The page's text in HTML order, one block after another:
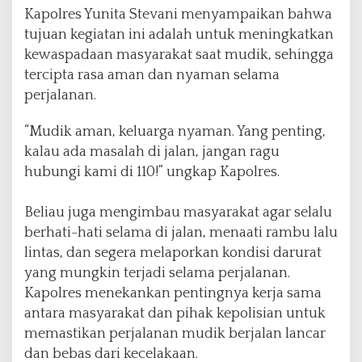
Kapolres Yunita Stevani menyampaikan bahwa
tujuan kegiatan ini adalah untuk meningkatkan
kewaspadaan masyarakat saat mudik, sehingga
tercipta rasa aman dan nyaman selama
perjalanan.
“Mudik aman, keluarga nyaman. Yang penting,
kalau ada masalah di jalan, jangan ragu
hubungi kami di 110!” ungkap Kapolres.
Beliau juga mengimbau masyarakat agar selalu
berhati-hati selama di jalan, menaati rambu lalu
lintas, dan segera melaporkan kondisi darurat
yang mungkin terjadi selama perjalanan.
Kapolres menekankan pentingnya kerja sama
antara masyarakat dan pihak kepolisian untuk
memastikan perjalanan mudik berjalan lancar
dan bebas dari kecelakaan.